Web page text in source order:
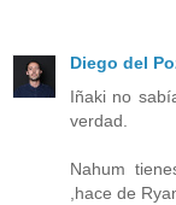
Diego del
Iñaki no
verdad.
Nahum
,hace de